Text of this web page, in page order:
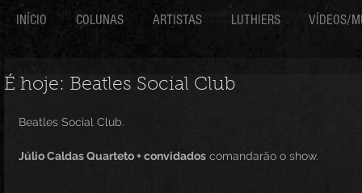
INÍCIO COLUNAS ARTISTAS LUTHIERS VÍDEOS/
É hoje: Beatles Social Club
Beatles Social Club.
Júlio Caldas Quarteto + convidados comandarão o show.